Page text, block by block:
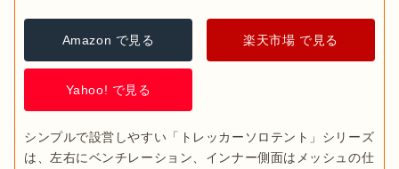
Amazon で見る 楽天市場 で見る
Yahoo! で見る
シンプルで設営しやすい「トレッカーソロテント」シリーズ
は、左右にベンチレーション、インナー側面はメッシュの仕